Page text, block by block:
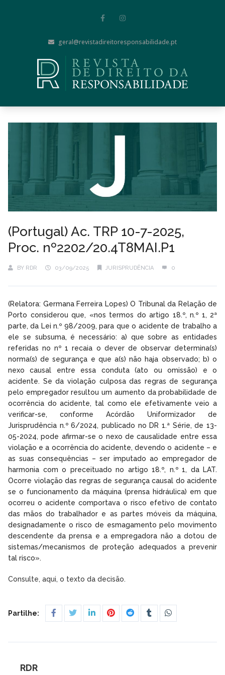
geral@revistadireitoresponsabilidade.pt
(Portugal) Ac. TRP 10-7-2025,
Proc. nº2202/20.4T8MAI.P1
BY RDR 03/09/2025 JURISPRUDÊNCIA 0
(Relatora: Germana Ferreira Lopes) O Tribunal da Relação de
Porto considerou que, «nos termos do artigo 18.º, n.º 1, 2ª
parte, da Lei n.º 98/2009, para que o acidente de trabalho a
ele se subsuma, é necessário: a) que sobre as entidades
referidas no nº 1 recaia o dever de observar determina(s)
norma(s) de segurança e que a(s) não haja observado; b) o
nexo causal entre essa conduta (ato ou omissão) e o
acidente. Se da violação culposa das regras de segurança
pelo empregador resultou um aumento da probabilidade de
ocorrência do acidente, tal como ele efetivamente veio a
verificar-se, conforme Acórdão Uniformizador de
Jurisprudência n.º 6/2024, publicado no DR 1.ª Série, de 13-
05-2024, pode afirmar-se o nexo de causalidade entre essa
violação e a ocorrência do acidente, devendo o acidente – e
as suas consequências – ser imputado ao empregador de
harmonia com o preceituado no artigo 18.º, n.º 1, da LAT.
Ocorre violação das regras de segurança causal do acidente
se o funcionamento da máquina (prensa hidráulica) em que
ocorreu o acidente comportava o risco efetivo de contato
das mãos do trabalhador e as partes móveis da máquina,
designadamente o risco de esmagamento pelo movimento
descendente da prensa e a empregadora não a dotou de
sistemas/mecanismos de proteção adequados a prevenir
tal risco».
Consulte, aqui, o texto da decisão.
Partilhe:
RDR